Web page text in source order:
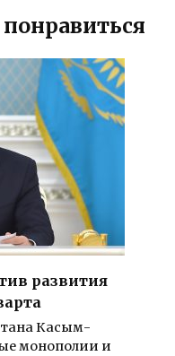
развития
Касым-
монополии и